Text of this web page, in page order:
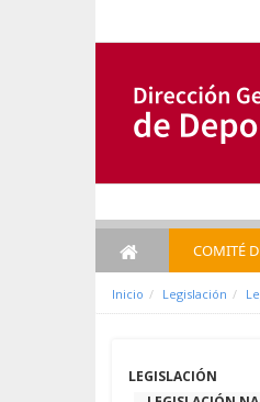
COMITÉ
Inicio Legislación
LEGISLACIÓN